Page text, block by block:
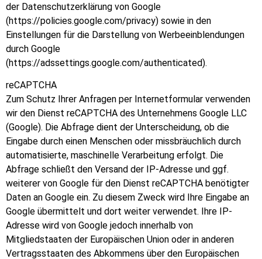
der Datenschutzerklärung von Google
(https://policies.google.com/privacy) sowie in den
Einstellungen für die Darstellung von Werbeeinblendungen
durch Google
(https://adssettings.google.com/authenticated).
reCAPTCHA
Zum Schutz Ihrer Anfragen per Internetformular verwenden
wir den Dienst reCAPTCHA des Unternehmens Google LLC
(Google). Die Abfrage dient der Unterscheidung, ob die
Eingabe durch einen Menschen oder missbräuchlich durch
automatisierte, maschinelle Verarbeitung erfolgt. Die
Abfrage schließt den Versand der IP-Adresse und ggf.
weiterer von Google für den Dienst reCAPTCHA benötigter
Daten an Google ein. Zu diesem Zweck wird Ihre Eingabe an
Google übermittelt und dort weiter verwendet. Ihre IP-
Adresse wird von Google jedoch innerhalb von
Mitgliedstaaten der Europäischen Union oder in anderen
Vertragsstaaten des Abkommens über den Europäischen